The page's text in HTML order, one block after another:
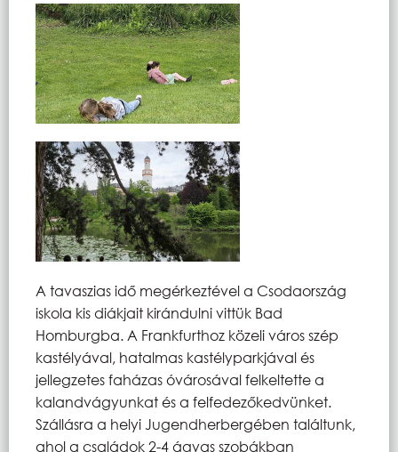
A tavaszias idő megérkeztével a Csodaország
iskola kis diákjait kirándulni vittük Bad
Homburgba. A Frankfurthoz közeli város szép
kastélyával, hatalmas kastélyparkjával és
jellegzetes faházas óvárosával felkeltette a
kalandvágyunkat és a felfedezőkedvünket.
Szállásra a helyi Jugendherbergében találtunk,
ahol a családok 2-4 ágyas szobákban